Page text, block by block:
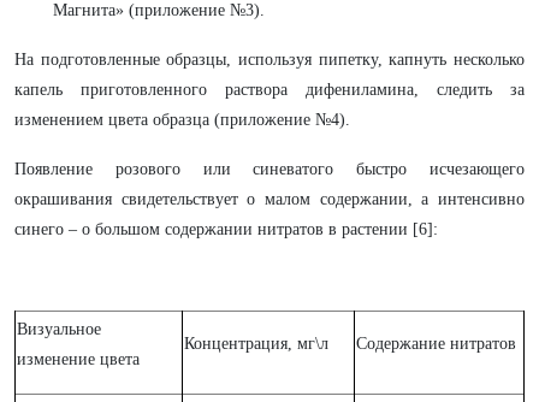
Магнита» (приложение №3).
На подготовленные образцы, используя пипетку, капнуть несколько
капель приготовленного раствора дифениламина, следить за
изменением цвета образца (приложение №4).
Появление розового или синеватого быстро исчезающего
окрашивания свидетельствует о малом содержании, а интенсивно
синего – о большом содержании нитратов в растении [6]:
Визуальное
изменение цвета
Концентрация, мг\л Содержание нитратов